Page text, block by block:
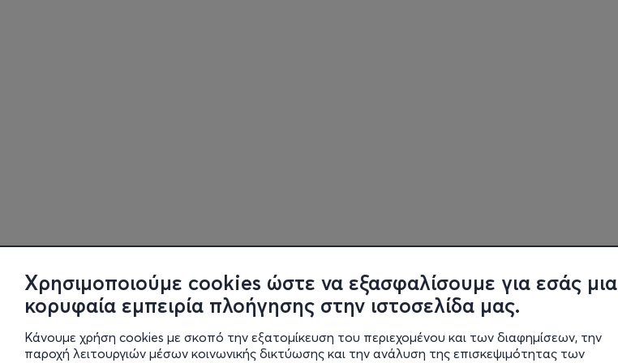
Χρησιμοποιούμε cookies ώστε να εξασφαλίσουμε για εσάς μια
κορυφαία εμπειρία πλοήγησης στην ιστοσελίδα μας.
Κάνουμε χρήση cookies με σκοπό την εξατομίκευση του περιεχομένου και των διαφημίσεων, την
παροχή λειτουργιών μέσων κοινωνικής δικτύωσης και την ανάλυση της επισκεψιμότητας των